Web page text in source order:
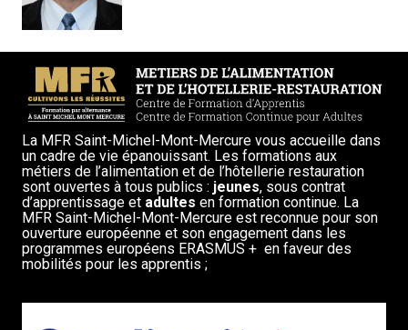
La MFR Saint-Michel-Mont-Mercure vous accueille dans
un cadre de vie épanouissant. Les formations aux
métiers de l’alimentation et de l’hôtellerie restauration
sont ouvertes à tous publics : jeunes, sous contrat
d’apprentissage et adultes en formation continue. La
MFR Saint-Michel-Mont-Mercure est reconnue pour son
ouverture européenne et son engagement dans les
programmes européens ERASMUS + en faveur des
mobilités pour les apprentis ;